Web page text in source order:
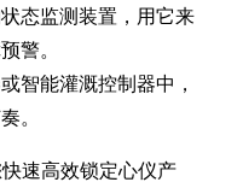
态监测装置，用它来
警。
智能灌溉控制器中，
。
速高效锁定心仪产